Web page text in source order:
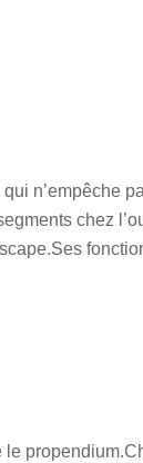
n’empêche
chez
le